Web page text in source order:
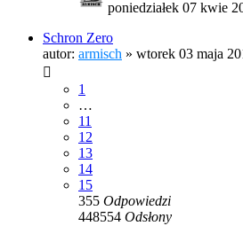
poniedziałek 07 kwie
Schron Zero
autor: armisch » wtorek 03 maja
1
…
11
12
13
14
15
355 Odpowiedzi
448554 Odsłony